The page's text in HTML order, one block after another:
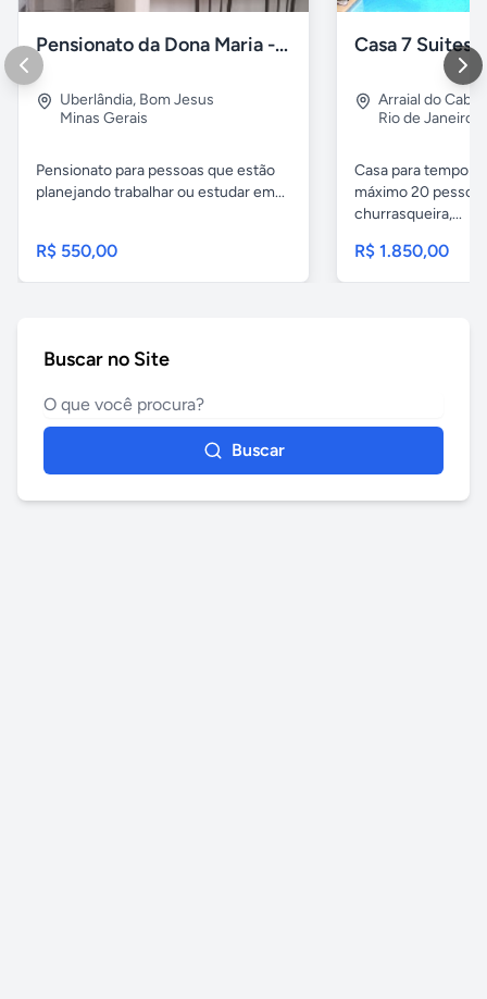
Pensionato da Dona Maria - Uberlândia/MG
Uberlândia, Bom Jesus
Minas Gerais
Pensionato para pessoas que estão
planejando trabalhar ou estudar em...
R$ 550,00
Arraial do Cabo
Rio de Janeiro
Casa para
máximo 20
churrasqueira,...
R$ 1.850,00
Buscar no Site
Buscar